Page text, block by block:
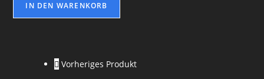
IN DEN WARENKORB
Vorheriges Produkt